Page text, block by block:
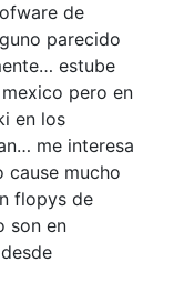
de
parecido
estube
pero en
en los
me interesa
cause mucho
flopys de
son en